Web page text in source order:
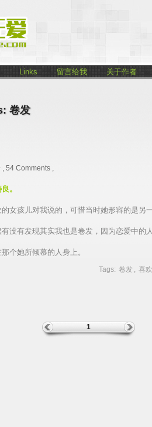
Links 留言给我 关于作者
卷发
, 54 Comments ,
。
女孩儿对我说的，可惜当时她形容的是另
没有发现其实我也是卷发，因为恋爱中的
个她所倾慕的人身上。
Tags: 卷发 , 喜欢
1